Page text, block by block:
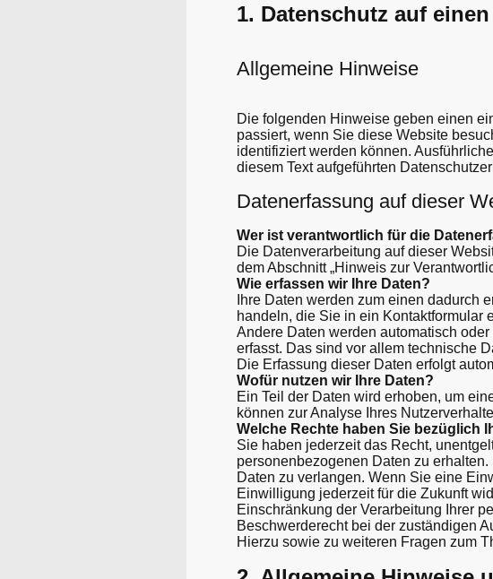
1. Datenschutz auf
Allgemeine Hinweise
Die folgenden Hinweise geben einen
passiert, wenn Sie diese Website
identifiziert werden können.
diesem Text aufgeführten
Datenerfassung auf dieser
Wer ist verantwortlich für die
Die Datenverarbeitung auf dieser
dem Abschnitt „Hinweis zur
Wie erfassen wir Ihre Daten?
Ihre Daten werden zum einen dadurch
handeln, die Sie in ein Kontaktformular
Andere Daten werden automatisch
erfasst. Das sind vor allem technische
Die Erfassung dieser Daten erfolgt
Wofür nutzen wir Ihre Daten?
Ein Teil der Daten wird erhoben, um
können zur Analyse Ihres
Welche Rechte haben Sie bezüglich
Sie haben jederzeit das Recht,
personenbezogenen Daten zu
Daten zu verlangen. Wenn Sie eine
Einwilligung jederzeit für die Zukunft
Einschränkung der Verarbeitung Ihrer
Beschwerderecht bei der zuständigen
Hierzu sowie zu weiteren Fragen zum